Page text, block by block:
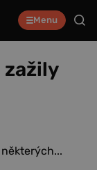
Menu
zažily